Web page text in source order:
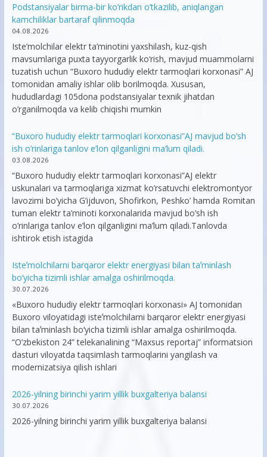
Podstansiyalar birma-bir ko’rikdan o’tkazilib, aniqlangan
kamchiliklar bartaraf qilinmoqda
04.08.2026
Iste’molchilar elektr ta’minotini yaxshilash, kuz-qish
mavsumlariga puxta tayyorgarlik ko‘rish, mavjud muammolarni
tuzatish uchun “Buxoro hududiy elektr tarmoqlari korxonasi” AJ
tomonidan amaliy ishlar olib borilmoqda. Xususan,
hududlardagi 105dona podstansiyalar texnik jihatdan
o’rganilmoqda va kelib chiqishi mumkin
“Buxoro hududiy elektr tarmoqlari korxonasi”AJ mavjud bo’sh
ish o’rinlariga tanlov e’lon qilganligini ma’lum qiladi.
03.08.2026
“Buxoro hududiy elektr tarmoqlari korxonasi”AJ elektr
uskunalari va tarmoqlariga xizmat ko’rsatuvchi elektromontyor
lavozimi bo’yicha G’ijduvon, Shofirkon, Peshko’ hamda Romitan
tuman elektr ta’minoti korxonalarida mavjud bo’sh ish
o’rinlariga tanlov e’lon qilganligini ma’lum qiladi.Tanlovda
ishtirok etish istagida
Isteʼmolchilarni barqaror elektr energiyasi bilan taʼminlash
bo‘yicha tizimli ishlar amalga oshirilmoqda.
30.07.2026
«Buxoro hududiy elektr tarmoqlari korxonasi» AJ tomonidan
Buxoro viloyatidagi isteʼmolchilarni barqaror elektr energiyasi
bilan taʼminlash bo‘yicha tizimli ishlar amalga oshirilmoqda.
“O’zbekiston 24” telekanalining “Maxsus reportaj” informatsion
dasturi viloyatda taqsimlash tarmoqlarini yangilash va
modernizatsiya qilish ishlari
2026-yilning birinchi yarim yillik buxgalteriya balansi
30.07.2026
2026-yilning birinchi yarim yillik buxgalteriya balansi